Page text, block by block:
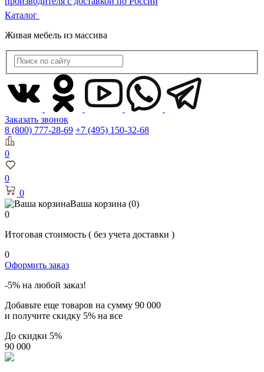
Каталог
Живая мебель из массива
Заказать звонок
8 (800) 777-28-69 +7 (495) 150-32-68
0
0
0
Ваша корзина (0)
0
Итоговая стоимость ( без учета доставки )
0
Оформить заказ
-5% на любой заказ!
Добавьте еще товаров на сумму 90 000
и получите скидку 5% на все
До скидки 5%
90 000